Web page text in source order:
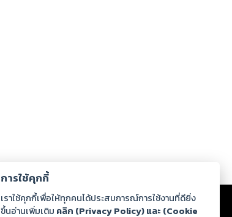
ร่วมงานกับเรา ดาวน์โหลด
การใช้คุกกี้
เราใช้คุกกี้เพื่อให้ทุกคนได้ประสบการณ์การใช้งานที่ดียิ่ง
ขึ้นอ่านเพิ่มเติม คลิก (Privacy Policy) และ (Cookie